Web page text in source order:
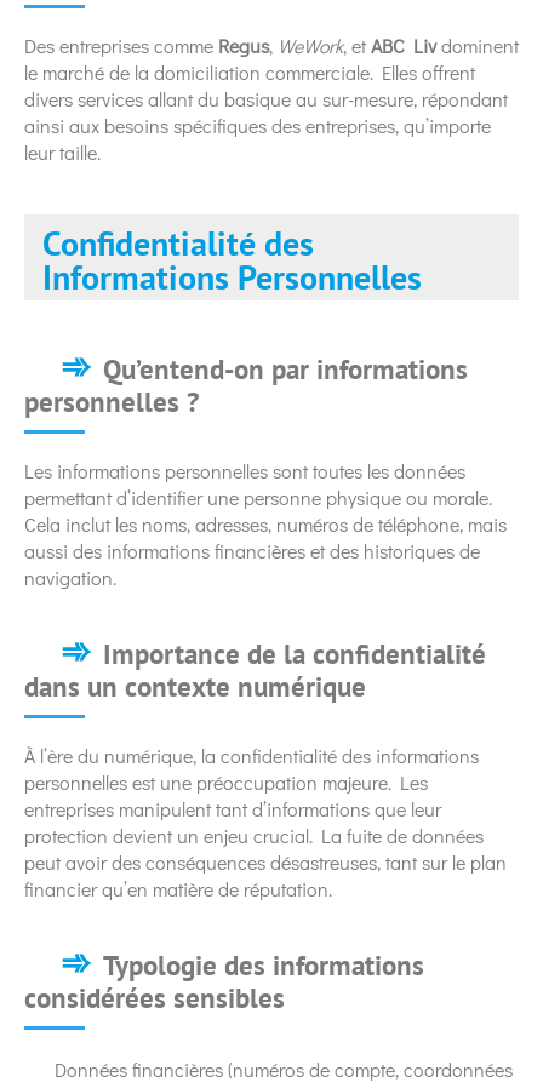
Des entreprises comme Regus, WeWork, etABC Livdominent
le marché de la domiciliation commerciale. Elles offrent
divers services allant du basique au sur-mesure, répondant
ainsi aux besoins spécifiques des entreprises, qu’importe
leur taille.
Confidentialité des
Informations Personnelles
Qu’entend-on par informations
personnelles ?
Les informations personnelles sont toutes les données
permettant d’identifier une personne physique ou morale.
Cela inclut les noms, adresses, numéros de téléphone, mais
aussi des informations financières et des historiques de
navigation.
Importance de la confidentialité
dans un contexte numérique
À l’ère du numérique, la confidentialité des informations
personnelles est une préoccupation majeure. Les
entreprises manipulent tant d’informations que leur
protection devient un enjeu crucial. La fuite de données
peut avoir des conséquences désastreuses, tant sur le plan
financier qu’en matière de réputation.
Typologie des informations
considérées sensibles
Données financières (numéros de compte, coordonnées